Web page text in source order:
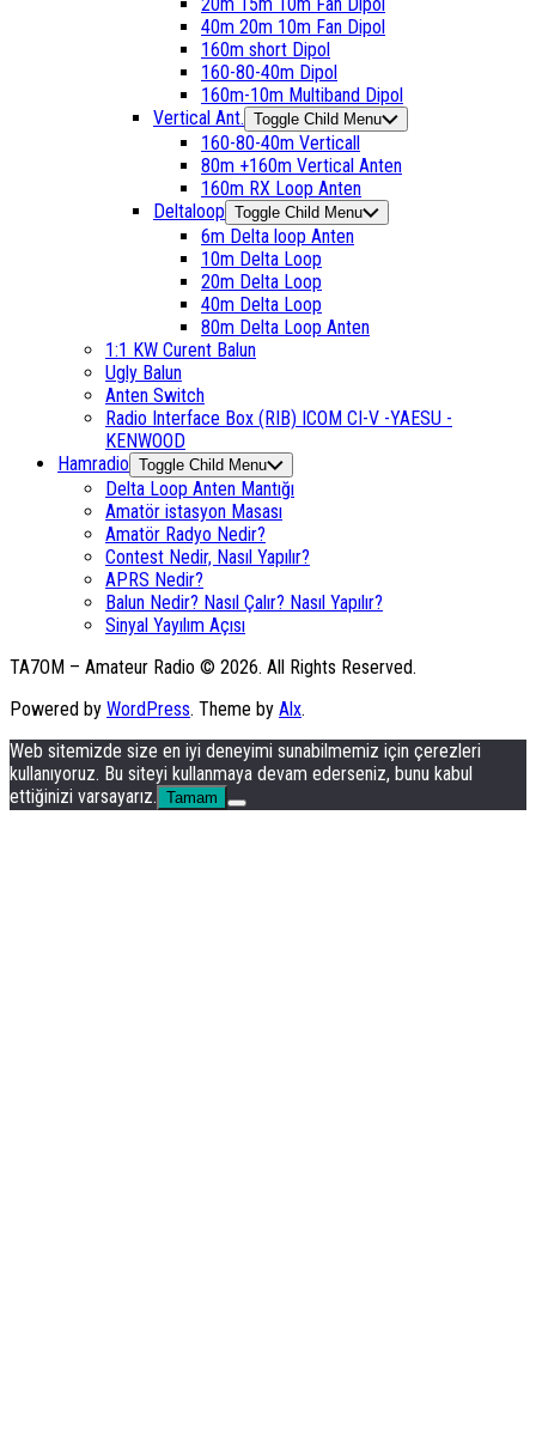
40m 20m 10m Fan Dipol
160m short Dipol
160-80-40m Dipol
160m-10m Multiband Dipol
Vertical Ant. Toggle Child Menu
160-80-40m Verticall
80m +160m Vertical Anten
160m RX Loop Anten
Deltaloop Toggle Child Menu
6m Delta loop Anten
10m Delta Loop
20m Delta Loop
40m Delta Loop
80m Delta Loop Anten
1:1 KW Curent Balun
Ugly Balun
Anten Switch
Radio Interface Box (RIB) ICOM CI-V -YAESU -
KENWOOD
Hamradio Toggle Child Menu
Delta Loop Anten Mantığı
Amatör istasyon Masası
Amatör Radyo Nedir?
Contest Nedir, Nasıl Yapılır?
APRS Nedir?
Balun Nedir? Nasıl Çalır? Nasıl Yapılır?
Sinyal Yayılım Açısı
TA7OM – Amateur Radio © 2026. All Rights Reserved.
Powered by WordPress. Theme by Alx.
Web sitemizde size en iyi deneyimi sunabilmemiz için çerezleri
kullanıyoruz. Bu siteyi kullanmaya devam ederseniz, bunu kabul
ettiğinizi varsayarız. Tamam